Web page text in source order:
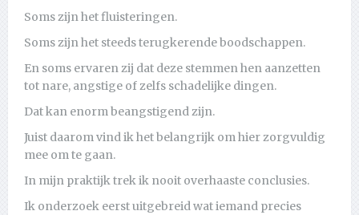
Soms zijn het fluisteringen.
Soms zijn het steeds terugkerende boodschappen.
En soms ervaren zij dat deze stemmen hen aanzetten
tot nare, angstige of zelfs schadelijke dingen.
Dat kan enorm beangstigend zijn.
Juist daarom vind ik het belangrijk om hier zorgvuldig
mee om te gaan.
In mijn praktijk trek ik nooit overhaaste conclusies.
Ik onderzoek eerst uitgebreid wat iemand precies